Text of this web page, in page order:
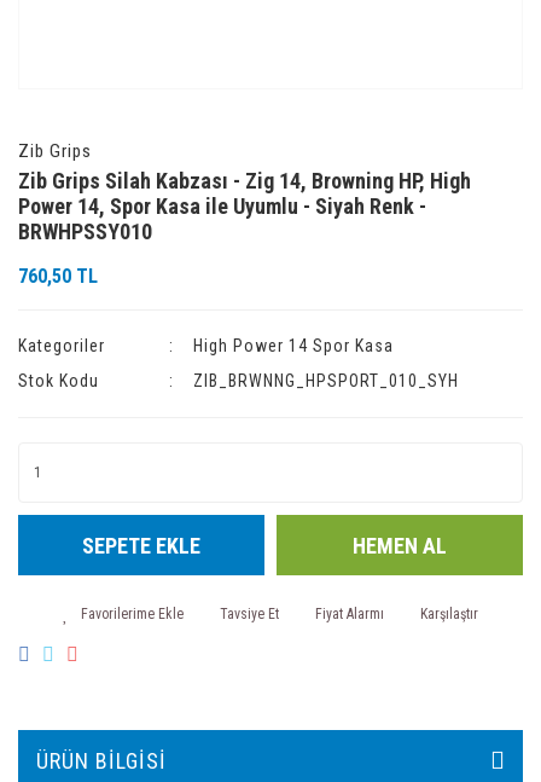
Zib Grips
Zib Grips Silah Kabzası - Zig 14, Browning HP, High
Power 14, Spor Kasa ile Uyumlu - Siyah Renk -
BRWHPSSY010
760,50 TL
Kategoriler
High Power 14 Spor Kasa
Stok Kodu
ZIB_BRWNNG_HPSPORT_010_SYH
SEPETE EKLE HEMEN AL
Tavsiye Et Fiyat Alarmı Karşılaştır
ÜRÜN BILGISI